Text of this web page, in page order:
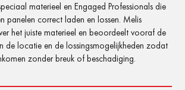
materieel en Engaged Professionals die
panelen correct laden en lossen. Melis
het juiste materieel en beoordeelt vooraf de
de locatie en de lossingsmogelijkheden zodat
zonder breuk of beschadiging.